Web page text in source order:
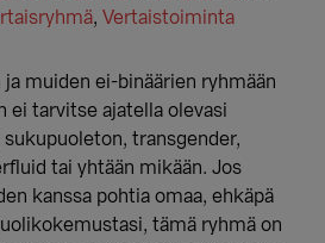
,Vertaistoiminta
muiden ei-binäärien ryhmään
ei tarvitse ajatella olevasi
transgender,
tai yhtään mikään. Jos
kanssa pohtia omaa, ehkäpä
tämä ryhmä on